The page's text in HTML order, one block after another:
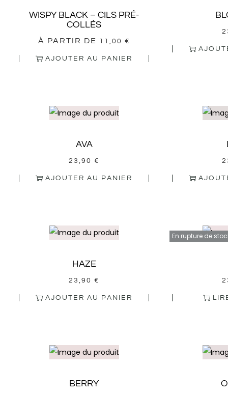
WISPY BLACK – CILS PRÉ-
COLLÉS
À PARTIR DE 11,00 €
AJOUTER AU PANIER
AVA
23,90 €
AJOUTER AU PANIER
HAZE
23,90 €
AJOUTER AU PANIER
En rupture de
BERRY